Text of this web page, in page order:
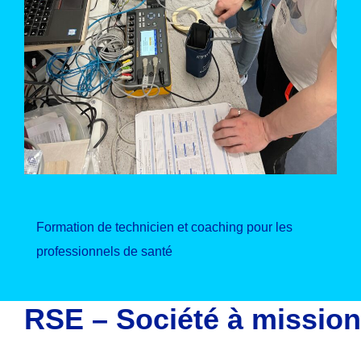
Formation de technicien et coaching pour les
professionnels de santé
RSE – Société à mission